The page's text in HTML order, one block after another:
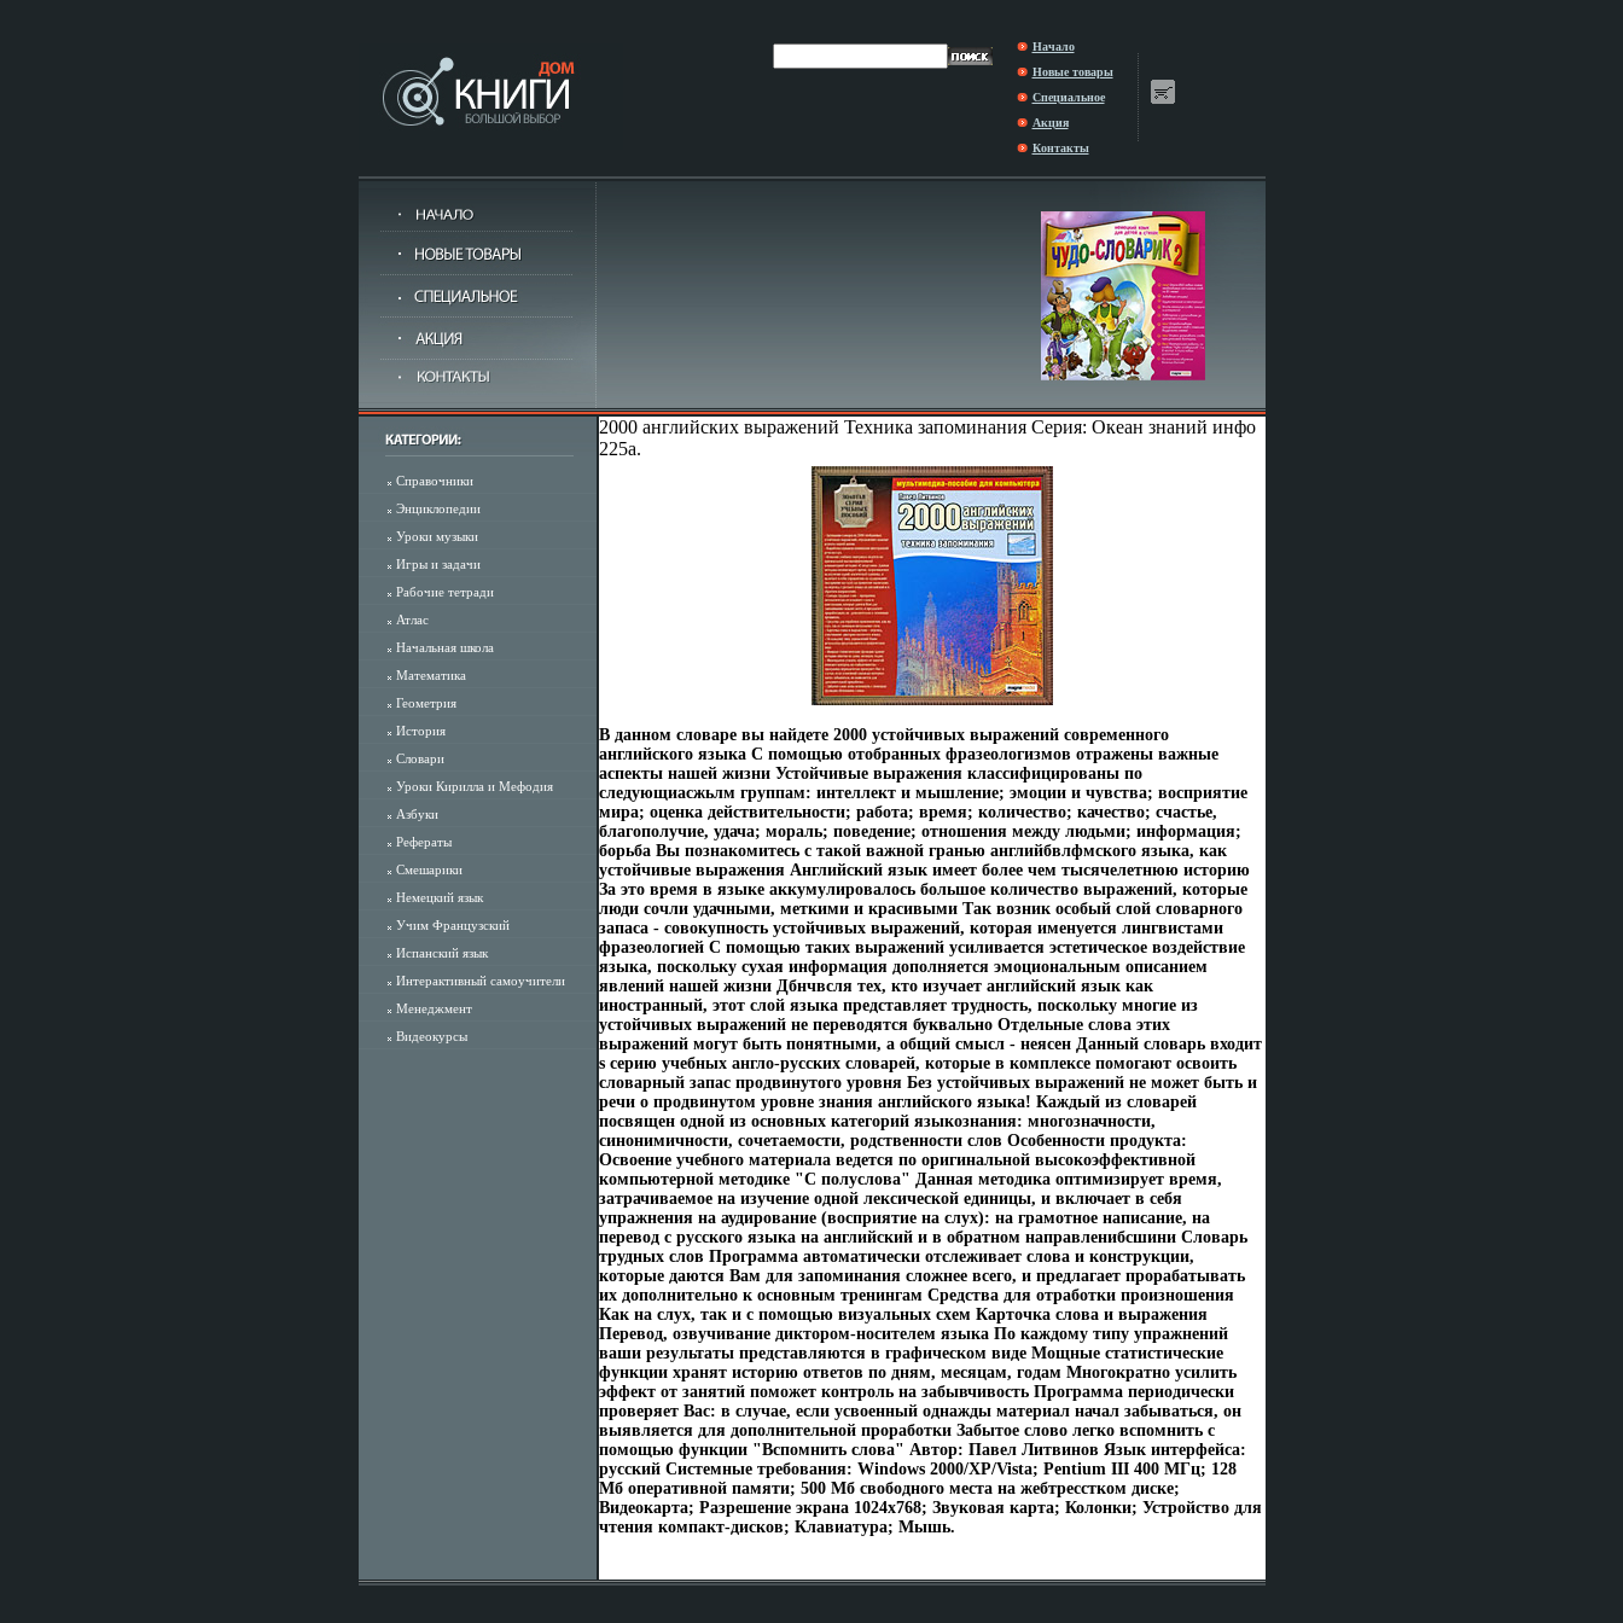
Начало
Новые товары
Специальное
Акция
Контакты
Справочники
Энциклопедии
Уроки музыки
Игры и задачи
Рабочие тетради
Атлас
Начальная школа
Математика
Геометрия
История
Словари
Уроки Кирилла и Мефодия
Азбуки
Рефераты
Смешарики
Немецкий язык
Учим Французский
Испанский язык
Интерактивный самоучители
Менеджмент
Видеокурсы
2000 английских выражений Техника запоминания Серия: Океан знаний инфо
225a.
В данном словаре вы найдете 2000 устойчивых выражений современного
английского языка С помощью отобранных фразеологизмов отражены важные
аспекты нашей жизни Устойчивые выражения классифицированы по
следующиасжьлм группам: интеллект и мышление; эмоции и чувства; восприятие
мира; оценка действительности; работа; время; количество; качество; счастье,
благополучие, удача; мораль; поведение; отношения между людьми; информация;
борьба Вы познакомитесь с такой важной гранью английбвлфмского языка, как
устойчивые выражения Английский язык имеет более чем тысячелетнюю историю
За это время в языке аккумулировалось большое количество выражений, которые
люди сочли удачными, меткими и красивыми Так возник особый слой словарного
запаса - совокупность устойчивых выражений, которая именуется лингвистами
фразеологией С помощью таких выражений усиливается эстетическое воздействие
языка, поскольку сухая информация дополняется эмоциональным описанием
явлений нашей жизни Дбнчвсля тех, кто изучает английский язык как
иностранный, этот слой языка представляет трудность, поскольку многие из
устойчивых выражений не переводятся буквально Отдельные слова этих
выражений могут быть понятными, а общий смысл - неясен Данный словарь входит
s серию учебных англо-русских словарей, которые в комплексе помогают освоить
словарный запас продвинутого уровня Без устойчивых выражений не может быть и
речи о продвинутом уровне знания английского языка! Каждый из словарей
посвящен одной из основных категорий языкознания: многозначности,
синонимичности, сочетаемости, родственности слов Особенности продукта:
Освоение учебного материала ведется по оригинальной высокоэффективной
компьютерной методике "С полуслова" Данная методика оптимизирует время,
затрачиваемое на изучение одной лексической единицы, и включает в себя
упражнения на аудирование (восприятие на слух): на грамотное написание, на
перевод с русского языка на английский и в обратном направленибсшини Словарь
трудных слов Программа автоматически отслеживает слова и конструкции,
которые даются Вам для запоминания сложнее всего, и предлагает прорабатывать
их дополнительно к основным тренингам Средства для отработки произношения
Как на слух, так и с помощью визуальных схем Карточка слова и выражения
Перевод, озвучивание диктором-носителем языка По каждому типу упражнений
ваши результаты представляются в графическом виде Мощные статистические
функции хранят историю ответов по дням, месяцам, годам Многократно усилить
эффект от занятий поможет контроль на забывчивость Программа периодически
проверяет Вас: в случае, если усвоенный однажды материал начал забываться, он
выявляется для дополнительной проработки Забытое слово легко вспомнить с
помощью функции "Вспомнить слова" Автор: Павел Литвинов Язык интерфейса:
русский Системные требования: Windows 2000/XP/Vista; Pentium III 400 МГц; 128
Мб оперативной памяти; 500 Мб свободного места на жебтресстком диске;
Видеокарта; Разрешение экрана 1024х768; Звуковая карта; Колонки; Устройство для
чтения компакт-дисков; Клавиатура; Мышь.